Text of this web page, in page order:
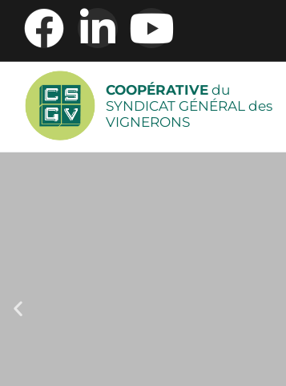
COOPÉRATIVE du
SYNDICAT GÉNÉRAL des
VIGNERONS